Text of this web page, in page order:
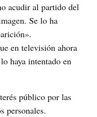
acudir al partido del
Se lo ha
en televisión ahora
haya intentado en
público por las
personales.